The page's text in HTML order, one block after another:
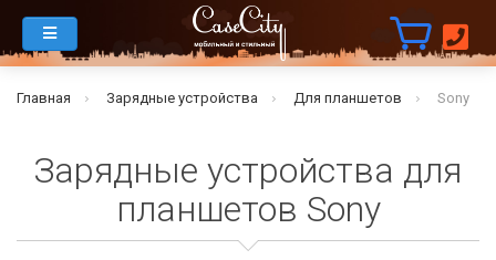
Главная Зарядные устройства Для планшетов Sony
Зарядные устройства для
планшетов Sony